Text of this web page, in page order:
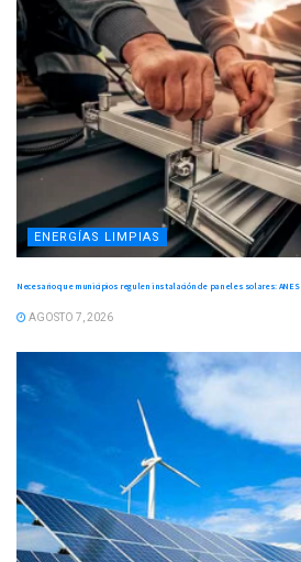
ENERGÍAS LIMPIAS
Necesario que municipios regulen instalación de paneles solares: ANES
AGOSTO 7, 2026